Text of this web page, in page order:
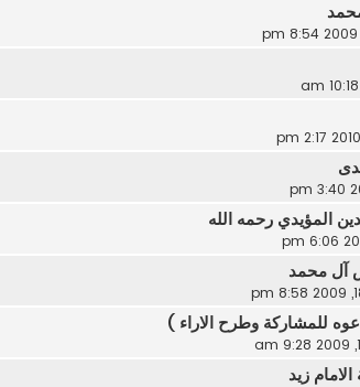
المؤيدي رحمه الله
آل محمد
للمشاركة وطرح الاراء )
زيد